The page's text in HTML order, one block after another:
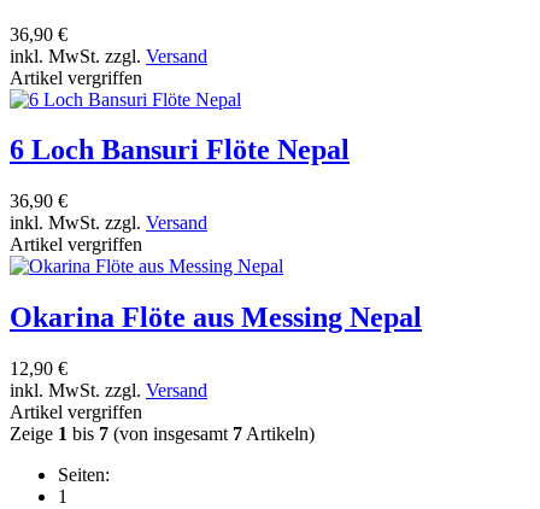
36,90 €
inkl. MwSt. zzgl. Versand
Artikel vergriffen
6 Loch Bansuri Flöte Nepal
36,90 €
inkl. MwSt. zzgl. Versand
Artikel vergriffen
Okarina Flöte aus Messing Nepal
12,90 €
inkl. MwSt. zzgl. Versand
Artikel vergriffen
Zeige 1 bis 7 (von insgesamt 7 Artikeln)
Seiten:
1